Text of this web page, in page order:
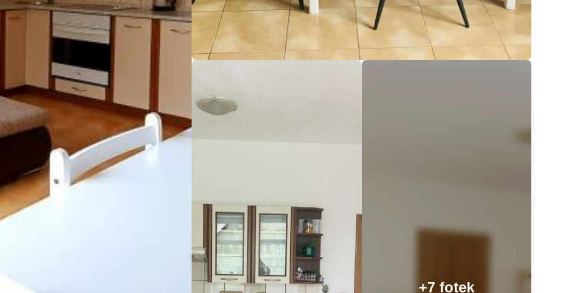
+7 fotek